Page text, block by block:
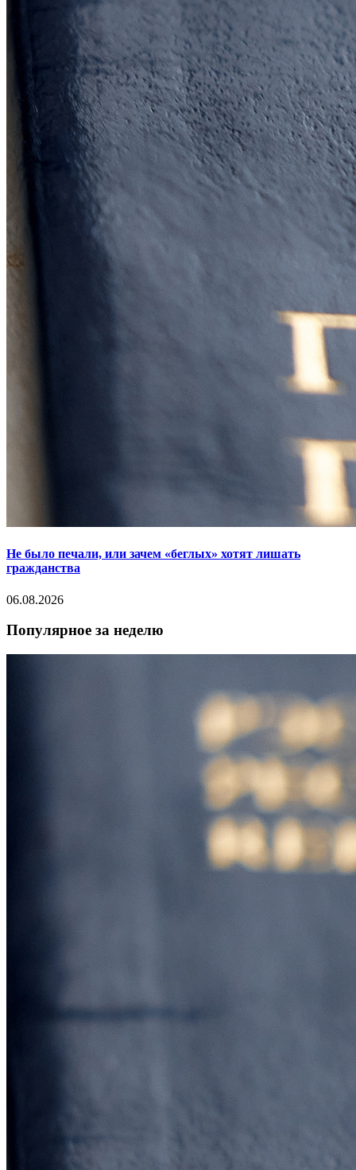
Не было печали, или зачем «беглых» хотят лишать
гражданства
06.08.2026
Популярное за неделю